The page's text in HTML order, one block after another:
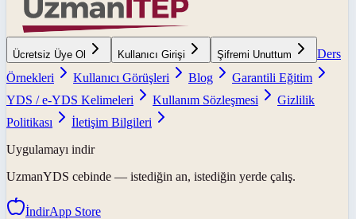
Ücretsiz Üye Ol Kullanıcı Girişi Şifremi Unuttum
Ders
Örnekleri
Kullanıcı Görüşleri Blog
Garantili Eğitim
YDS / e-YDS Kelimeleri
Kullanım Sözleşmesi
Gizlilik
Politikası
İletişim Bilgileri
Uygulamayı indir
UzmanYDS cebinde — istediğin an, istediğin yerde çalış.
İndirApp Store